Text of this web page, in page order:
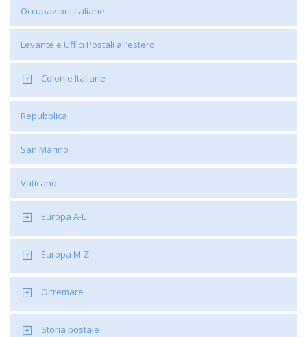
Occupazioni Italiane
Levante e Uffici Postali all’estero
Colonie Italiane
Repubblica
San Marino
Vaticano
Europa A-L
Europa M-Z
Oltremare
Storia postale